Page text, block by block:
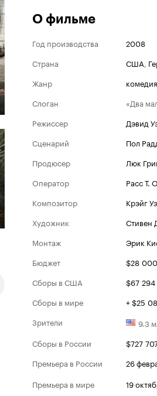
О фильме
Год производства
2008
Страна
США,
Жанр
комедия
Слоган
«Два
Режиссер
Дэвид
Сценарий
Пол
Продюсер
Люк
Оператор
Расс Т.
Композитор
Крэйг
Художник
Стивен
Монтаж
Эрик
Бюджет
$28
Сборы в США
$67
Сборы в мире
+ $25
Зрители
9.3
Сборы в России
$727
Премьера в России
26
Премьера в мире
19